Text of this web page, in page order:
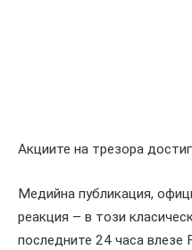
Акциите на трезора
Медийна публикация,
реакция – в този
последните 24 часа влезе